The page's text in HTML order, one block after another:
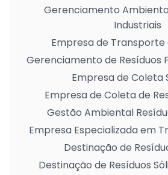
Gerenciamento
Industriais
Empresa de Transporte
Gerenciamento de Resíduos
Empresa de Coleta
Empresa de Coleta de
Gestão Ambiental
Empresa Especializada em
Destinação de
Destinação de Resíduos